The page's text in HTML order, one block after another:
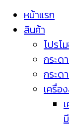
หน้าแรก
สินค้า
โปรโ
กระด
กระด
เครื่อ